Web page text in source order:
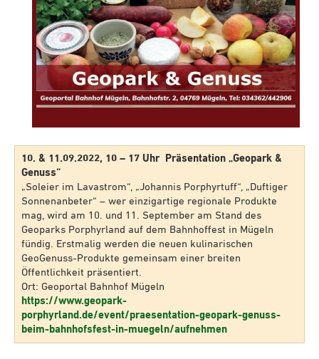
10. & 11.09.2022, 10 – 17 Uhr Präsentation „Geopark &
Genuss“
„Soleier im Lavastrom“, „Johannis Porphyrtuff“, „Duftiger
Sonnenanbeter“ – wer einzigartige regionale Produkte
mag, wird am 10. und 11. September am Stand des
Geoparks Porphyrland auf dem Bahnhoffest in Mügeln
fündig. Erstmalig werden die neuen kulinarischen
GeoGenuss-Produkte gemeinsam einer breiten
Öffentlichkeit präsentiert.
Ort: Geoportal Bahnhof Mügeln
https://www.geopark-
porphyrland.de/event/praesentation-geopark-genuss-
beim-bahnhofsfest-in-muegeln/aufnehmen